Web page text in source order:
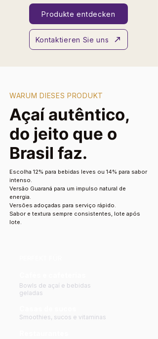
Produkte entdecken
Kontaktieren Sie uns
WARUM DIESES PRODUKT
Açaí autêntico,
do jeito que o
Brasil faz.
Escolha 12% para bebidas leves ou 14% para sabor
intenso.
Versão Guaraná para um impulso natural de
energia.
Versões adoçadas para serviço rápido.
Sabor e textura sempre consistentes, lote após
lote.
Bowls de açaí e bebidas
geladas
Smoothies, sucos e vitaminas